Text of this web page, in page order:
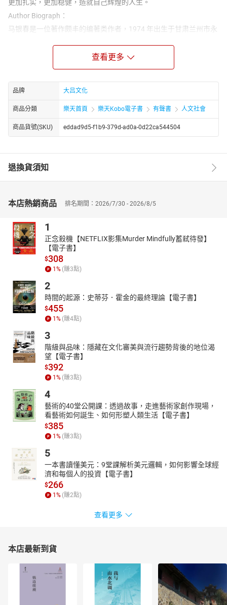
更加扎实，更加稳健，造就自己辉煌的人生。
Author Biograph：
马银春是一位著作颇丰的编著类作者，1974 年出生于甘肃兰州市永
务，其作品多聚焦励志、管理、社交、修养等大众实用领域，受众
覆盖面广，马银春目前担任北京田由申文化发展有限公司董事长、
编、华夏之声文化研究院丛书编辑部主笔等职。这些任职经历既为
他的创作提供了丰富的行业素材与实践经验，也让他对职场管理、
市场发展等领域有着深刻认知。马银春编著出版各类书籍达 50 余
部，涵盖多个热门实用品类。在励志心态类，有《赢在心态》《只
有想不到没有做不到》《赢在执行力》等作品，传递积极向上的生
查看更多
品牌 大吕文化
商品分類 樂天首頁 樂天Kobo電子書 有聲書 人文社會
商品貨號(SKU) eddad9d5-f1b9-379d-ad0a-0d22ca544504
退換貨須知
本店熱銷商品 排名期間：2026/7/30 - 2026/8/5
1
正念殺機【NETFLIX影集Murder Mindfully蓄弒待發】
【電子書】
$308
1 % (賺3點)
2
時間的起源：史蒂芬．霍金的最終理論【電子書】
$455
1 % (賺4點)
3
階級與品味：隱藏在文化審美與流行趨勢背後的地位渴
望【電子書】
$392
1 % (賺3點)
4
藝術的40堂公開課：透過故事，走進藝術家創作現場，
看藝術如何誕生、如何形塑人類生活【電子書】
$385
1 % (賺3點)
5
一本書讀懂美元：9堂課解析美元邏輯，如何影響全球經
濟和每個人的投資【電子書】
$266
1 % (賺2點)
查看更多
本店最新到貨